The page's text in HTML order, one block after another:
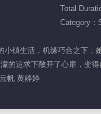
Total
Category：
镇生活，机缘巧合之下
追求下敞开了心扉，变
帆 黄婷婷